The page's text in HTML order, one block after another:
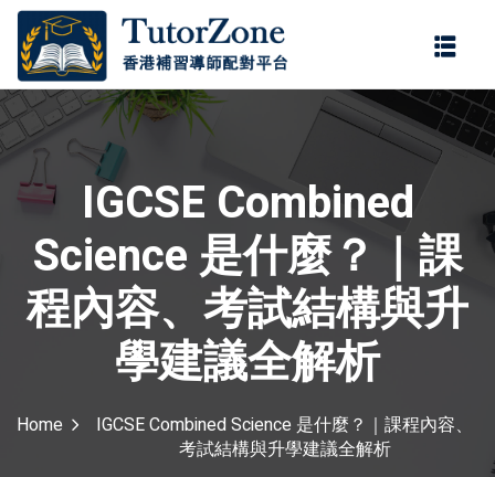
service offers
on-one support
experienced tutors.
students can
at their own pace in
IGCSE Combined
Science 是什麼？｜課
程內容、考試結構與升
學建議全解析
Home
IGCSE Combined Science 是什麼？｜課程內容、
考試結構與升學建議全解析
登錄
註冊